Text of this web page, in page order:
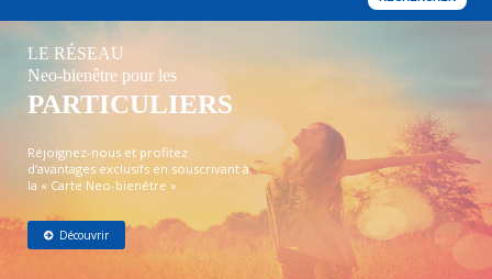
LE RÉSEAU
Neo-bienêtre pour les
PARTICULIERS
Réjoignez-nous et profitez
d’avantages exclusifs en souscrivant à
la « Carte Neo-bienêtre »
Découvrir